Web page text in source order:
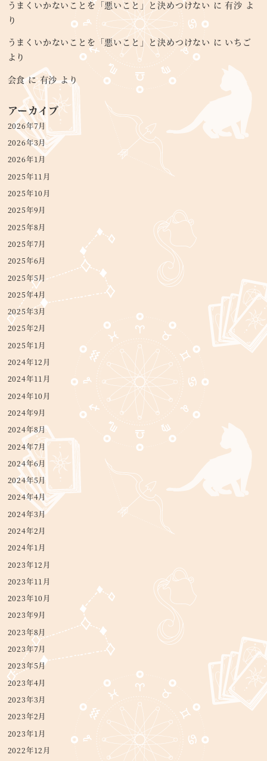
うまくいかないことを「悪いこと」と決めつけない に有沙 よ
り
うまくいかないことを「悪いこと」と決めつけない に いちご
より
会食に有沙より
アーカイブ
2026年7月
2026年3月
2026年1月
2025年11月
2025年10月
2025年9月
2025年8月
2025年7月
2025年6月
2025年5月
2025年4月
2025年3月
2025年2月
2025年1月
2024年12月
2024年11月
2024年10月
2024年9月
2024年8月
2024年7月
2024年6月
2024年5月
2024年4月
2024年3月
2024年2月
2024年1月
2023年12月
2023年11月
2023年10月
2023年9月
2023年8月
2023年7月
2023年5月
2023年4月
2023年3月
2023年2月
2023年1月
2022年12月